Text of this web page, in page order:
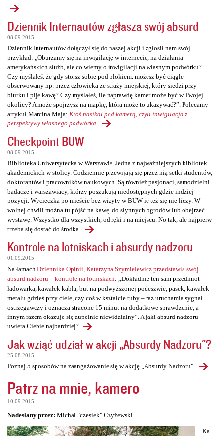
Dziennik Internautów zgłasza swój absurd
08.09.2015
Dziennik Internautów dołączył się do naszej akcji i zgłosił nam swój
przykład: „Oburzamy się na inwigilację w internecie, na działania
amerykańskich służb, ale co wiemy o inwigilacji na własnym podwórku?
Czy myślałeś, że gdy stoisz sobie pod blokiem, możesz być ciągle
obserwowany np. przez człowieka ze straży miejskiej, który siedzi przy
biurku i pije kawę? Czy myślałeś, ile naprawdę kamer może być w Twojej
okolicy? A może spojrzysz na mapkę, która może to ukazywać?”. Polecamy
artykuł Marcina Maja: Ktoś nasikał pod kamerą, czyli inwigilacja z
perspektywy własnego podwórka
Checkpoint BUW
08.09.2015
Biblioteka Uniwersytecka w Warszawie. Jedna z najważniejszych bibliotek
akademickich w stolicy. Codziennie przewijają się przez nią setki studentów,
doktorantów i pracowników naukowych. Są również pasjonaci, samodzielni
badacze i warszawiacy, którzy poszukują niedostępnych gdzie indziej
pozycji. Wycieczka po mieście bez wizyty w BUW-ie też się nie liczy. W
wolnej chwili można tu pójść na kawę, do słynnych ogrodów lub obejrzeć
wystawę. Wszystko dla wszystkich, od ręki i na miejscu. No tak, ale najpierw
trzeba się dostać do środka.
Kontrole na lotniskach i absurdy nadzoru
01.09.2015
Na łamach Dziennika Opinii, Katarzyna Szymielewicz przedstawia swój
absurd nadzoru – kontrole na lotniskach: „Dokładnie ten sam przedmiot –
ładowarka, kawałek kabla, but na podwyższonej podeszwie, pasek, kawałek
metalu gdzieś przy ciele, czy coś w kształcie tuby – raz uruchamia sygnał
ostrzegawczy i oznacza stracone 15 minut na dodatkowe sprawdzenie, a
innym razem okazuje się zupełnie niewidzialny”. A jaki absurd nadzoru
uwiera Ciebie najbardziej?
Jak wziąć udział w akcji „Absurdy Nadzoru"?
25.08.2015
Poznaj 5 sposobów na zaangażowanie się w akcję „Absurdy Nadzoru".
Patrz na mnie, kamero
10.09.2015
Nadesłany przez: Michał "czesiek" Czyżewski
Ka